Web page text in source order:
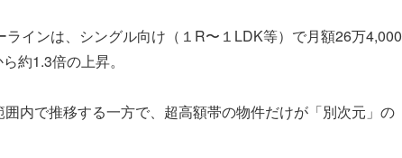
インは、シングル向け（１R〜１LDK等）で月額26万4,000
約1.3倍の上昇。
内で推移する一方で、超高額帯の物件だけが「別次元」の